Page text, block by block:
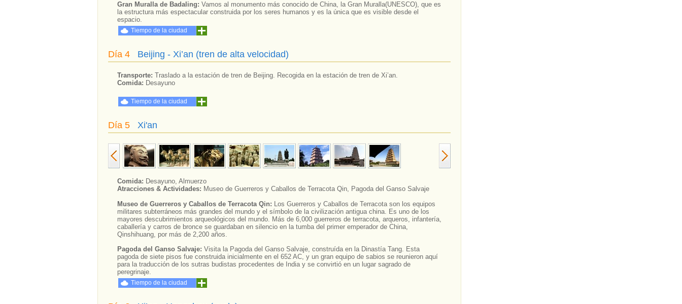
Gran Muralla de Badaling: Vamos al monumento más conocido de China, la Gran Muralla(UNESCO), que es
la estructura más espectacular construida por los seres humanos y es la única que es visible desde el
espacio.
Tiempo de la ciudad
Día 4 Beijing - Xi’an (tren de alta velocidad)
Transporte: Traslado a la estación de tren de Beijing. Recogida en la estación de tren de Xi’an.
Comida: Desayuno
Tiempo de la ciudad
Día 5 Xi'an
Comida: Desayuno, Almuerzo
Atracciones & Actividades: Museo de Guerreros y Caballos de Terracota Qin, Pagoda del Ganso Salvaje
Museo de Guerreros y Caballos de Terracota Qin: Los Guerreros y Caballos de Terracota son los equipos
militares subterráneos más grandes del mundo y el símbolo de la civilización antigua china. Es uno de los
mayores descubrimientos arqueológicos del mundo. Más de 6,000 guerreros de terracota, arqueros, infantería,
caballería y carros de bronce se guardaban en silencio en la tumba del primer emperador de China,
Qinshihuang, por más de 2,200 años.
Pagoda del Ganso Salvaje: Visita la Pagoda del Ganso Salvaje, construída en la Dinastía Tang. Esta
pagoda de siete pisos fue construida inicialmente en el 652 AC, y un gran equipo de sabios se reunieron aquí
para la traducción de los sutras budistas procedentes de India y se convirtió en un lugar sagrado de
peregrinaje.
Tiempo de la ciudad